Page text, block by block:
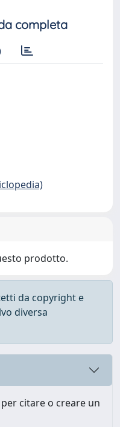
completa
prodotto.
da copyright e
diversa
citare o creare un